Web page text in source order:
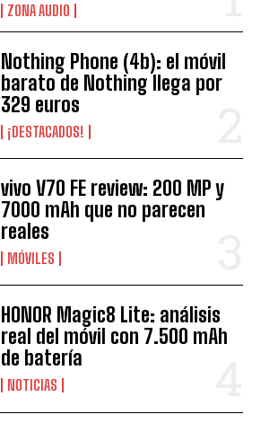
ZONA AUDIO
Nothing Phone (4b): el móvil
barato de Nothing llega por
329 euros
¡DESTACADOS!
vivo V70 FE review: 200 MP y
7000 mAh que no parecen
reales
MÓVILES
HONOR Magic8 Lite: análisis
real del móvil con 7.500 mAh
de batería
NOTICIAS